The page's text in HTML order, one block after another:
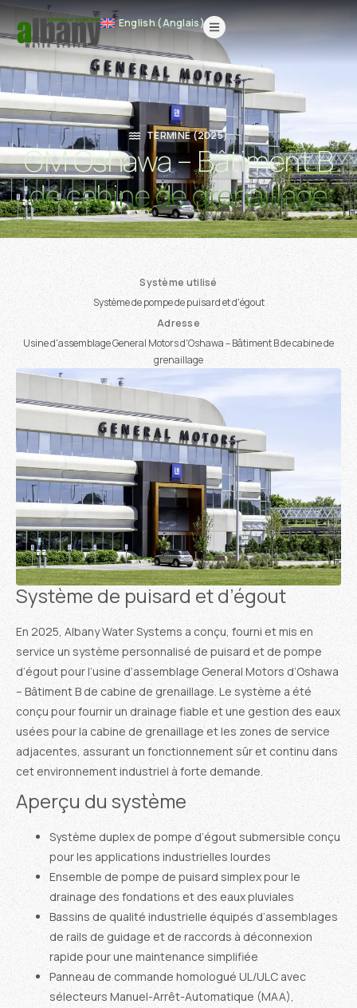
English(Anglais)
TERMINÉ (2025)
GM Oshawa – Bâtiment B
de cabine de grenaillage
Système utilisé
Système de pompe de puisard et d'égout
Adresse
Usine d'assemblage General Motors d'Oshawa – Bâtiment B de cabine de
grenaillage
Système de puisard et d’égout
En 2025, Albany Water Systems a conçu, fourni et mis en
service un système personnalisé de puisard et de pompe
d’égout pour l’usine d’assemblage General Motors d’Oshawa
– Bâtiment B de cabine de grenaillage. Le système a été
conçu pour fournir un drainage fiable et une gestion des eaux
usées pour la cabine de grenaillage et les zones de service
adjacentes, assurant un fonctionnement sûr et continu dans
cet environnement industriel à forte demande.
Aperçu du système
Système duplex de pompe d’égout submersible conçu
pour les applications industrielles lourdes
Ensemble de pompe de puisard simplex pour le
drainage des fondations et des eaux pluviales
Bassins de qualité industrielle équipés d’assemblages
de rails de guidage et de raccords à déconnexion
rapide pour une maintenance simplifiée
Panneau de commande homologué UL/ULC avec
sélecteurs Manuel-Arrêt-Automatique (MAA),
English(Anglais) Français